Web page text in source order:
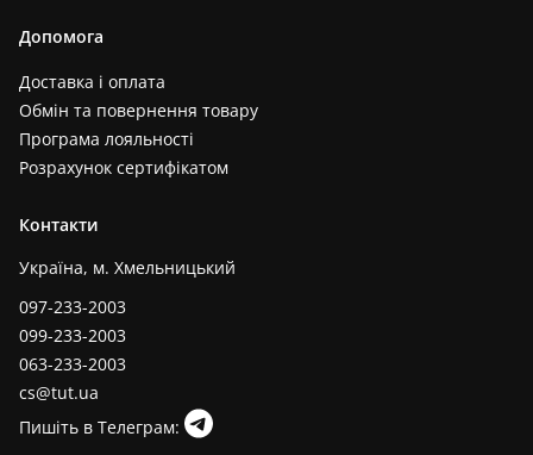
Допомога
Доставка і оплата
Обмін та повернення товару
Програма лояльності
Розрахунок сертифікатом
Контакти
Україна, м. Хмельницький
097-233-2003
099-233-2003
063-233-2003
cs@tut.ua
Пишіть в Телеграм: